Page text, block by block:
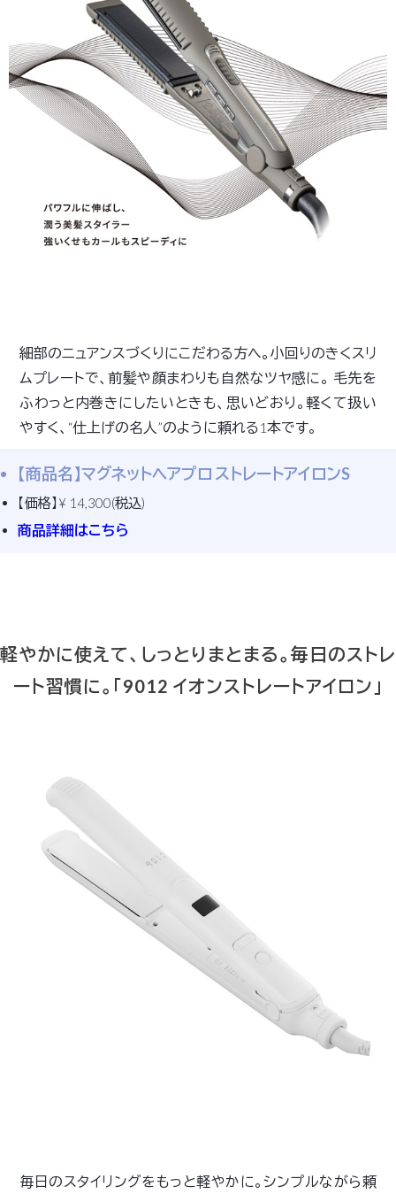
細部のニュアンスづくりにこだわる方へ。小回りのきくスリ
ムプレートで、前髪や顔まわりも自然なツヤ感に。 毛先を
ふわっと内巻きにしたいときも、思いどおり。軽くて扱い
やすく、“仕上げの名人”のように頼れる1本です。
【商品名】マグネットヘアプロ ストレートアイロンS
【価格】¥ 14,300(税込)
商品詳細はこちら
軽やかに使えて、しっとりまとまる。毎日のストレ
ート習慣に。「9012 イオンストレートアイロン」
毎日のスタイリングをもっと軽やかに。シンプルながら頼